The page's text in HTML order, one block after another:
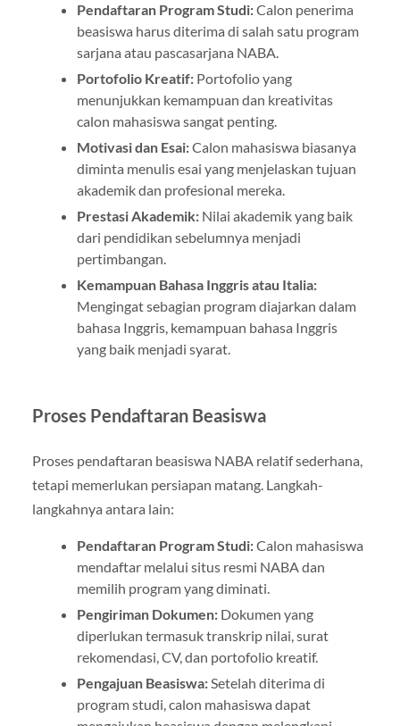
Pendaftaran Program Studi:Calon penerima
beasiswa harus diterima di salah satu program
sarjana atau pascasarjana NABA.
Portofolio Kreatif:Portofolio yang
menunjukkan kemampuan dan kreativitas
calon mahasiswa sangat penting.
Motivasi dan Esai:Calon mahasiswa biasanya
diminta menulis esai yang menjelaskan tujuan
akademik dan profesional mereka.
Prestasi Akademik:Nilai akademik yang baik
dari pendidikan sebelumnya menjadi
pertimbangan.
Kemampuan Bahasa Inggris atau Italia:
Mengingat sebagian program diajarkan dalam
bahasa Inggris, kemampuan bahasa Inggris
yang baik menjadi syarat.
Proses Pendaftaran Beasiswa
Proses pendaftaran beasiswa NABA relatif sederhana,
tetapi memerlukan persiapan matang. Langkah-
langkahnya antara lain:
Pendaftaran Program Studi:Calon mahasiswa
mendaftar melalui situs resmi NABA dan
memilih program yang diminati.
Pengiriman Dokumen:Dokumen yang
diperlukan termasuk transkrip nilai, surat
rekomendasi, CV, dan portofolio kreatif.
Pengajuan Beasiswa:Setelah diterima di
program studi, calon mahasiswa dapat